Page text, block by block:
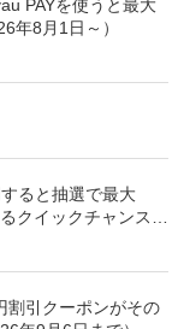
PAYを使うと最大
年8月1日～）
ると抽選で最大
クイックチャンス
割引クーポンがその